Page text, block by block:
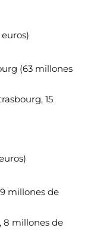
(63 millones
15
millones de
8 millones de